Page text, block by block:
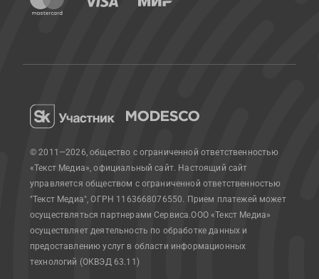
© 2011—2026, общество с ограниченной ответственностью
«Текст Медиа», официальный сайт. Настоящий сайт
управляется обществом с ограниченной ответственностью
"Текст Медиа", ОГРН 1163668076550. Прием платежей может
осуществляться партнерами Сервиса.ООО «Текст Медиа»
осуществляет деятельность по обработке данных и
предоставлению услуг в области информационных
технологий (ОКВЭД 63.11)